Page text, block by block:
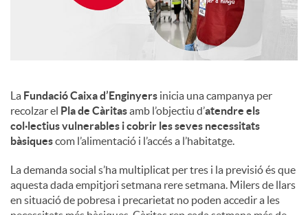
La Fundació Caixa d’Enginyers inicia una campanya per
recolzar el Pla de Càritasamb l’objectiu d’atendre els
col·lectius vulnerables i cobrir les seves necessitats
bàsiquescom l’alimentació i l’accés a l’habitatge.
La demanda social s’ha multiplicat per tres i la previsió és que
aquesta dada empitjori setmana rere setmana. Milers de llars
en situació de pobresa i precarietat no poden accedir a les